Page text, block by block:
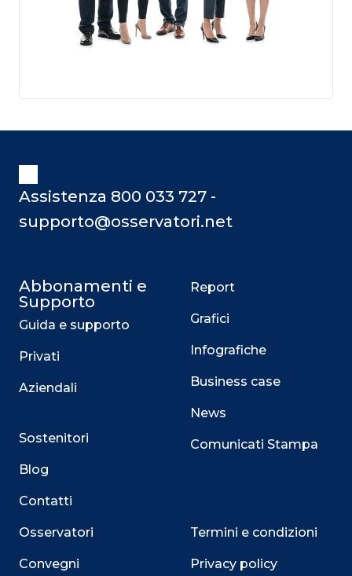
Assistenza 800 033 727 -
supporto@osservatori.net
Abbonamenti e
Supporto
Guida e supporto
Privati
Aziendali
Sostenitori
Blog
Contatti
Osservatori
Convegni
Report
Grafici
Infografiche
Business case
News
Comunicati Stampa
Termini e condizioni
Privacy policy